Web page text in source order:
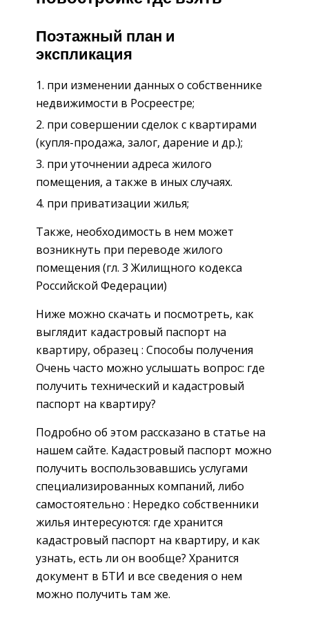
Поэтажный план и
экспликация
при изменении данных о собственнике
недвижимости в Росреестре;
при совершении сделок с квартирами
(купля-продажа, залог, дарение и др.);
при уточнении адреса жилого
помещения, а также в иных случаях.
при приватизации жилья;
Также, необходимость в нем может
возникнуть при переводе жилого
помещения (гл. 3 Жилищного кодекса
Российской Федерации)
Ниже можно скачать и посмотреть, как
выглядит кадастровый паспорт на
квартиру, образец : Способы получения
Очень часто можно услышать вопрос: где
получить технический и кадастровый
паспорт на квартиру?
Подробно об этом рассказано в статье на
нашем сайте. Кадастровый паспорт можно
получить воспользовавшись услугами
специализированных компаний, либо
самостоятельно : Нередко собственники
жилья интересуются: где хранится
кадастровый паспорт на квартиру, и как
узнать, есть ли он вообще? Хранится
документ в БТИ и все сведения о нем
можно получить там же.